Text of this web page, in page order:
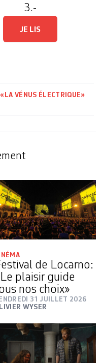
3.-
JE LIS
«LA VÉNUS ÉLECTRIQUE»
de Locarno:
plaisir guide
nos choix»
31 JUILLET 2026
WYSER